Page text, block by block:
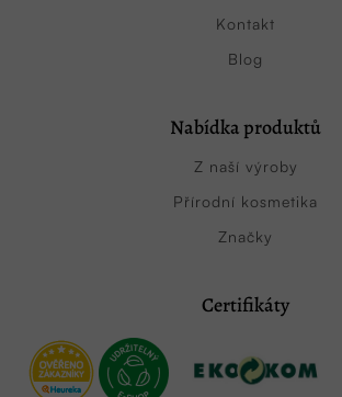
Kontakt
Blog
Nabídka produktů
Z naší výroby
Přírodní kosmetika
Značky
Certifikáty